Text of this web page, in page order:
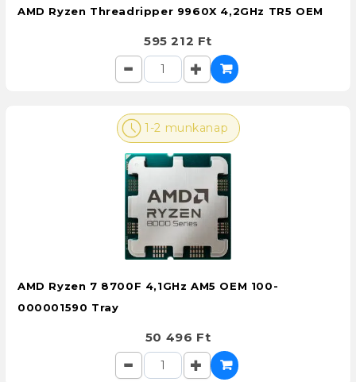
AMD Ryzen Threadripper 9960X 4,2GHz TR5 OEM
595 212 Ft
1-2 munkanap
AMD Ryzen 7 8700F 4,1GHz AM5 OEM 100-
000001590 Tray
50 496 Ft